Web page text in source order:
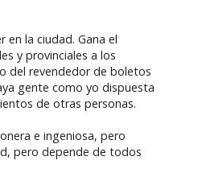
la ciudad. Gana el
y provinciales a los
del revendedor de boletos
gente como yo dispuesta
de otras personas.
e ingeniosa, pero
pero depende de todos